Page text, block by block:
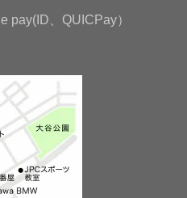
pay(ID、QUICPay）